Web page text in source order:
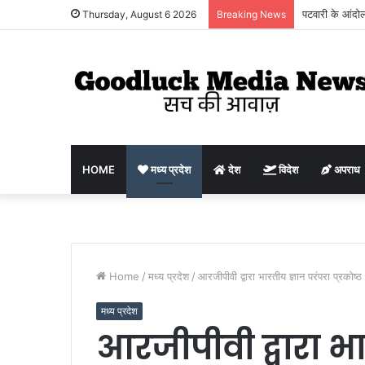
Thursday, August 6 2026 Breaking News पटवारी के
HOME मध्य प्रदेश देश विदेश अपराध
Home / मध्य प्रदेश / आरजीपीवी द्वारा भारतीय ज्ञान परंपरा
मध्य प्रदेश
आरजीपीवी द्वारा